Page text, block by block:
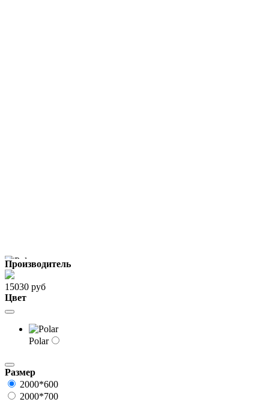
Производитель
15030 руб
Цвет
Polar
Размер
2000*600
2000*700